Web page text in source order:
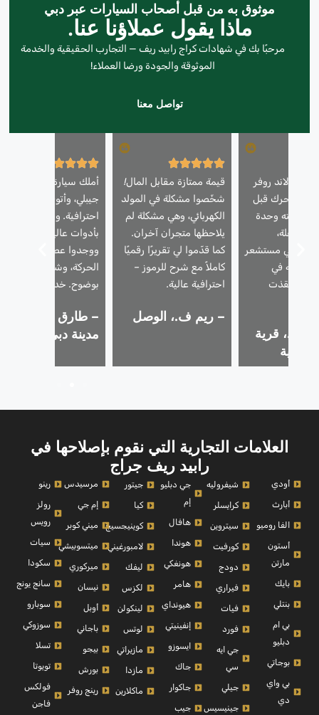
موثوق به من قبل أصحاب السيارات عبر دبي
ماذا يقول عملاؤنا عنا.
مرحبًا بك في شهادات كراج رابيد ريف — التجارب الحقيقية والخدمة
الموثوقة والجودة ورضا العملاء!
تواصل معنا
لاند روفر
المحرك قبل
فحصته وحدة
المتنقلة،
في مستشعر
وأصلحته في
أنقذت
ك.، قرية
قيمة ممتازة مقابل المال!
شخّصوا مشكلة في المولد
الكهربائي، وهي مشكلة لم
يلاحظها متجران آخران.
كما قدّموا لي تقريرًا رقميًا
كاملاً مع شرح للرموز –
احترافية عالية.
– ريم ف.، الوصل
أملك سيارة مازيراتي
جيبلي، وأتوقع فقط
احترافية. وصل فنيوهم
بأدوات عالية الجودة،
ووجدوا عطلًا في ناقل
الحركة، وشرحوا كل
بوضوح. خدمة استثنائية!
– طارق م.، وسط
مدينة دبي
العلامات التجارية التي نقوم بإصلاحها في
رابيد ريف جراج
أودي
أبارث
الفا روميو
أستون
مارتن
بايك
بنتلي
بي ام
دبليو
بوجاتي
بي واي
دي
شيفروليه
كرايسلر
سيتروين
كورفيت
دودج
فيراري
فيات
فورد
جي ايه
سي
جيلي
جينيسيس
جي دبليو
إم
هافال
هوندا
هونغكي
هامر
هيونداي
إنفينيتي
ايسوزو
جاك
جاكوار
جيب
جيتور
كيا
كوينيجسيج
لامبورغيني
ليفك
لكزس
لينكولن
لوتس
مازيراتي
مازدا
ماكلارين
مرسيدس
إم جي
ميني كوبر
ميتسوبيشي
ميركوري
نيسان
أوبل
باجاني
بيجو
بورش
رينج روفر
رينو
رولز
رويس
سيات
سكودا
سانج يونج
سوبارو
سوزوكي
تسلا
تويوتا
فولكس
فاجن